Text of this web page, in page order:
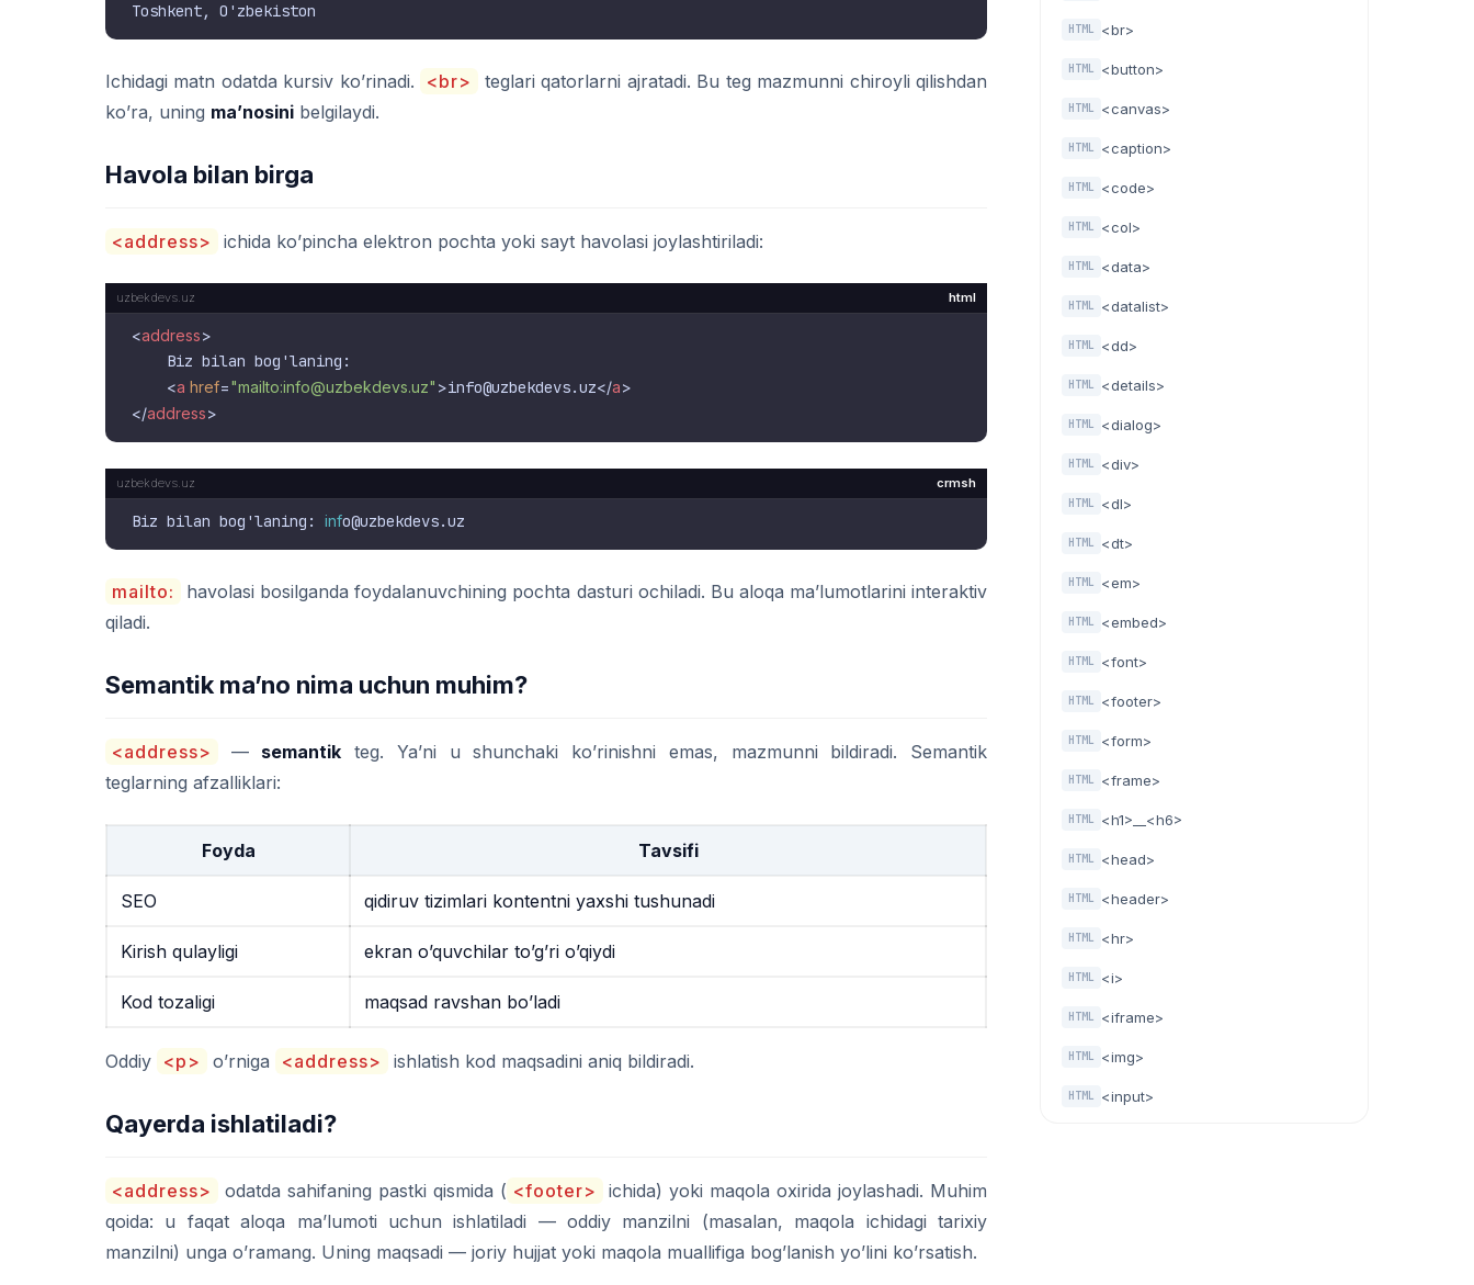
Ichidagi matn odatda kursiv ko’rinadi. <br>
teglari qatorlarni ajratadi. Bu teg mazmunni chiroyli qilishdan
ko’ra, uning ma’nosini belgilaydi.
Havola bilan birga
<address> ichida ko’pincha elektron pochta yoki sayt havolasi joylashtiriladi:
html
<address>
    Biz bilan bog'laning:
<a href="mailto:info@uzbekdevs.uz" >info@uzbekdevs.uz</a>
</address>
crmsh
Biz bilan bog'laning: inf
mailto:
havolasi bosilganda foydalanuvchining pochta dasturi ochiladi. Bu aloqa ma’lumotlarini interaktiv
qiladi.
Semantik ma’no nima uchun muhim?
<address> — semantik teg. Ya’ni u shunchaki ko’rinishni emas, mazmunni bildiradi. Semantik
teglarning afzalliklari:
Foyda Tavsifi
SEO qidiruv tizimlari kontentni yaxshi tushunadi
Kirish qulayligi ekran o’quvchilar to’g’ri o’qiydi
Kod tozaligi maqsad ravshan bo’ladi
Oddiy <p> o’rniga <address> ishlatish kod maqsadini aniq bildiradi.
Qayerda ishlatiladi?
<address> odatda sahifaning pastki qismida ( <footer>
ichida) yoki maqola oxirida joylashadi. Muhim
qoida: u faqat aloqa ma’lumoti uchun ishlatiladi — oddiy manzilni (masalan, maqola ichidagi tarixiy
manzilni) unga o’ramang. Uning maqsadi — joriy hujjat yoki maqola muallifiga bog’lanish yo’lini ko’rsatish.
HTML <br>
HTML <button>
HTML <canvas>
HTML <caption>
HTML <code>
HTML <col>
HTML <data>
HTML <datalist>
HTML <dd>
HTML <details>
HTML <dialog>
HTML <div>
HTML <dl>
HTML <dt>
HTML <em>
HTML <embed>
HTML <font>
HTML <footer>
HTML <form>
HTML <frame>
HTML <h1>__<h6>
HTML <head>
HTML <header>
HTML <hr>
HTML <i>
HTML <iframe>
HTML <img>
HTML <input>